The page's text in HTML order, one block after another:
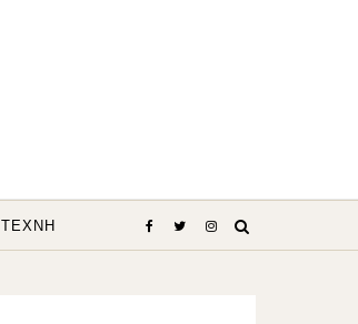
ΤΈΧΝΗ